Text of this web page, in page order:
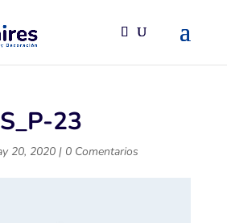
23
20, 2020| 0 Comentarios